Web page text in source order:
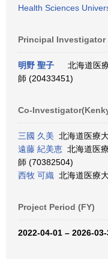
Health Sciences
Principal Investigator
明野 聖子
北海道医
師 (20433451)
Co-
三國 久美 北海道医療
遠藤 紀美恵 北海道医
師 (70382504)
西牧 可織 北海道医療
Project Period (FY)
2022-04-01 – 2026-